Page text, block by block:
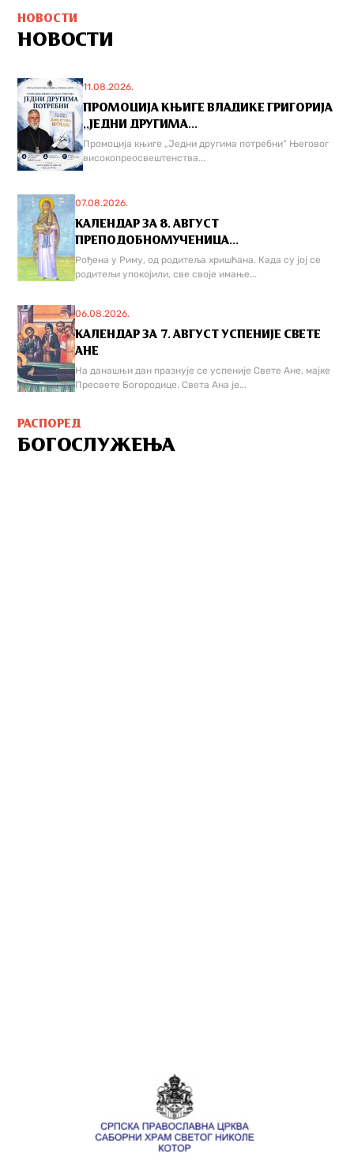
НОВОСТИ
НОВОСТИ
11.08.2026.
ПРОМОЦИЈА КЊИГЕ ВЛАДИКЕ ГРИГОРИЈА
,,ЈЕДНИ ДРУГИМА...
Промоција књиге „Једни другима потребни“ Његовог
високопреосвештенства...
07.08.2026.
КАЛЕНДАР ЗА 8. АВГУСТ
ПРЕПОДОБНОМУЧЕНИЦА...
Рођена у Риму, од родитеља хришћана. Када су јој се
родитељи упокојили, све своје имање...
06.08.2026.
КАЛЕНДАР ЗА 7. АВГУСТ УСПЕНИЈЕ СВЕТЕ
АНЕ
На данашњи дан празнује се успеније Свете Ане, мајке
Пресвете Богородице. Света Ана је...
РАСПОРЕД
БОГОСЛУЖЕЊА